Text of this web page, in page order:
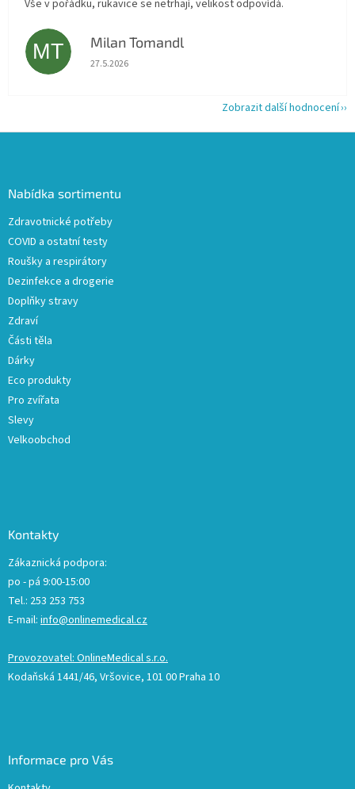
Vše v pořádku, rukavice se netrhají, velikost odpovídá.
MT Milan Tomandl
Hodnocení obchodu je 5 z 5 hvězdiček.
27.5.2026
Zobrazit další hodnocení
Nabídka sortimentu
Zdravotnické potřeby
COVID a ostatní testy
Roušky a respirátory
Dezinfekce a drogerie
Doplňky stravy
Zdraví
Části těla
Dárky
Eco produkty
Pro zvířata
Slevy
Velkoobchod
Kontakty
Zákaznická podpora:
po - pá 9:00-15:00
Tel.: 253 253 753
E-mail: info@onlinemedical.cz
Provozovatel: OnlineMedical s.r.o.
Kodaňská 1441/46, Vršovice, 101 00 Praha 10
Informace pro Vás